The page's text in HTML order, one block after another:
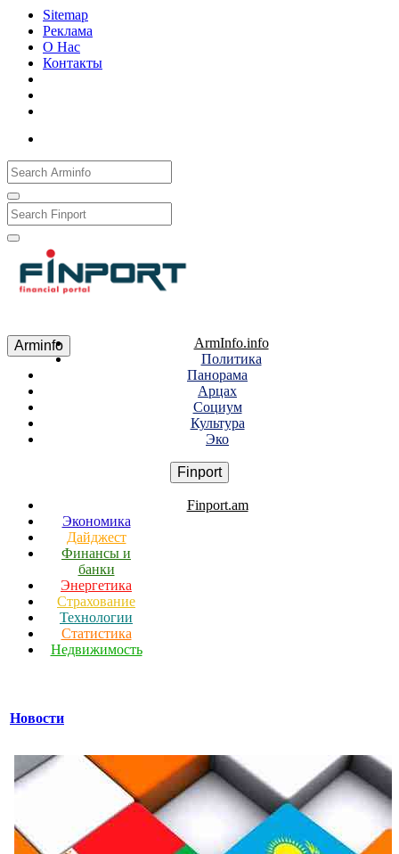
Sitemap
Реклама
О Нас
Контакты
Arminfo
ArmInfo.info
Политика
Панорама
Арцах
Социум
Культура
Эко
Finport
Finport.am
Экономика
Дайджест
Финансы и
банки
Энергетика
Страхование
Технологии
Статистика
Недвижимость
Новости